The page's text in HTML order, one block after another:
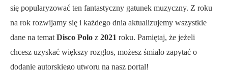
się popularyzować ten fantastyczny gatunek muzyczny. Z roku
na rok rozwijamy się i każdego dnia aktualizujemy wszystkie
dane na tematDisco Polo z 2021 roku. Pamiętaj, że jeżeli
chcesz uzyskać większy rozgłos, możesz śmiało zapytać o
dodanie autorskiego utworu na nasz portal!